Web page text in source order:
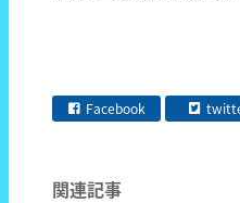
Facebook
関連記事